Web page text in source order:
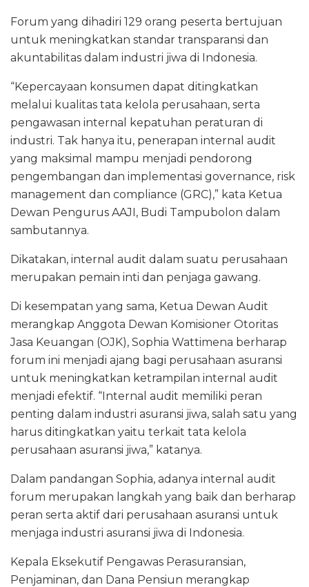
o
o
k
p
p
ms
Forum yang dihadiri 129 orang peserta bertujuan
untuk meningkatkan standar transparansi dan
akuntabilitas dalam industri jiwa di Indonesia.
“Kepercayaan konsumen dapat ditingkatkan
melalui kualitas tata kelola perusahaan, serta
pengawasan internal kepatuhan peraturan di
industri. Tak hanya itu, penerapan internal audit
yang maksimal mampu menjadi pendorong
pengembangan dan implementasi governance, risk
management dan compliance (GRC),” kata Ketua
Dewan Pengurus AAJI, Budi Tampubolon dalam
sambutannya.
Dikatakan, internal audit dalam suatu perusahaan
merupakan pemain inti dan penjaga gawang.
Di kesempatan yang sama, Ketua Dewan Audit
merangkap Anggota Dewan Komisioner Otoritas
Jasa Keuangan (OJK), Sophia Wattimena berharap
forum ini menjadi ajang bagi perusahaan asuransi
untuk meningkatkan ketrampilan internal audit
menjadi efektif. “Internal audit memiliki peran
penting dalam industri asuransi jiwa, salah satu yang
harus ditingkatkan yaitu terkait tata kelola
perusahaan asuransi jiwa,” katanya.
Dalam pandangan Sophia, adanya internal audit
forum merupakan langkah yang baik dan berharap
peran serta aktif dari perusahaan asuransi untuk
menjaga industri asuransi jiwa di Indonesia.
Kepala Eksekutif Pengawas Perasuransian,
Penjaminan, dan Dana Pensiun merangkap